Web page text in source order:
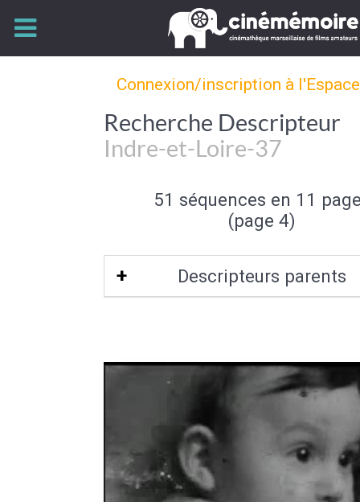
Connexion/inscription à
Recherche Descripteur
Indre-et-Loire-37
51 séquences en 11
(page 4)
Descripteurs parents